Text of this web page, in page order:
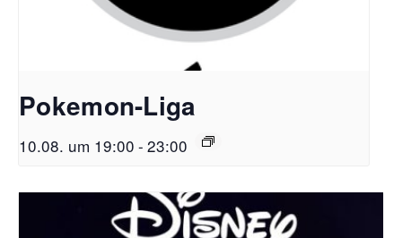
Pokemon-Liga
10.08. um 19:00 - 23:00